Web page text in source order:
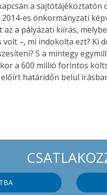
a sajtótájékoztatón
es önkormányzati
a pályázati kiírás,
–, mi indokolta ezt? Ki
S a mintegy
a 600 millió forintos
határidőn belül